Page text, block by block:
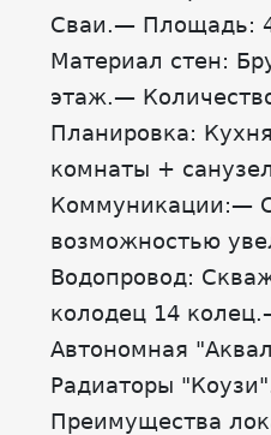
Сваи.— Площадь:
Материал стен:
этаж.—
Планировка:
комнаты +
Коммуникации:—
возможностью
Водопровод:
колодец 14
Автономная
Радиаторы
Преимущества